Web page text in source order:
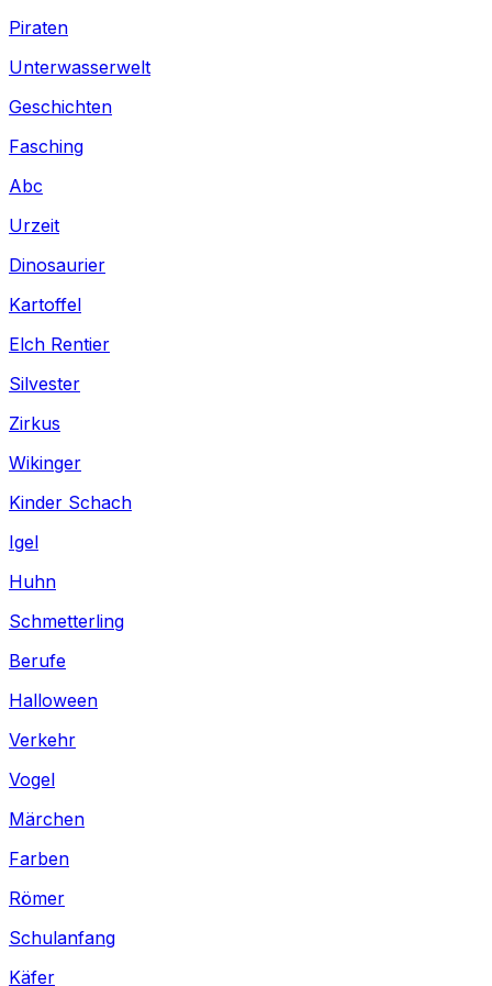
Piraten
Unterwasserwelt
Geschichten
Fasching
Abc
Urzeit
Dinosaurier
Kartoffel
Elch Rentier
Silvester
Zirkus
Wikinger
Kinder Schach
Igel
Huhn
Schmetterling
Berufe
Halloween
Verkehr
Vogel
Märchen
Farben
Römer
Schulanfang
Käfer